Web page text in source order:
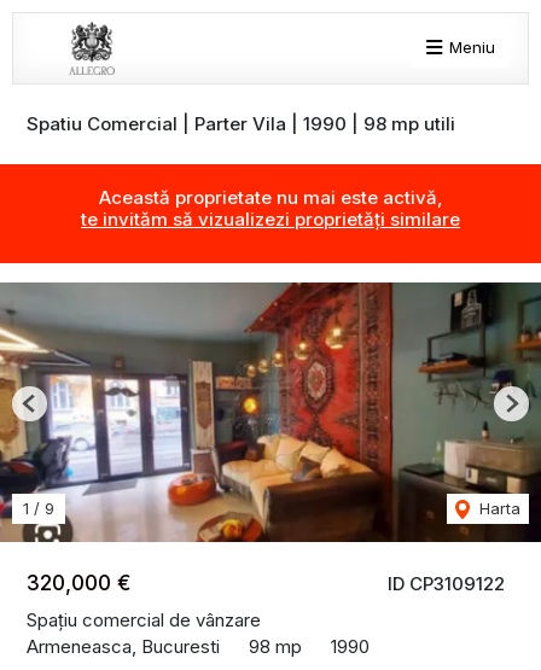
Meniu
Spatiu Comercial | Parter Vila | 1990 | 98 mp utili
Această proprietate nu mai este activă,
te invităm să vizualizezi proprietăți similare
ID CP3109122
320,000 €
Spațiu comercial de vânzare
Armeneasca, Bucuresti
98 mp 1990
1 / 9 Harta
Previous